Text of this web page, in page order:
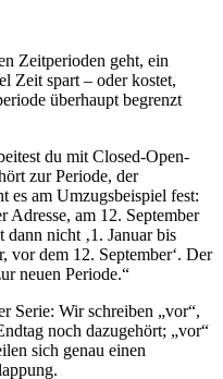
Zeitperioden geht, ein
Zeit spart – oder kostet,
überhaupt begrenzt
du mit Closed-Open-
zur Periode, der
es am Umzugsbeispiel fest:
Adresse, am 12. September
nicht ‚1. Januar bis
vor dem 12. September‘. Der
neuen Periode.“
Serie: Wir schreiben „vor“,
noch dazugehört; „vor“
sich genau einen